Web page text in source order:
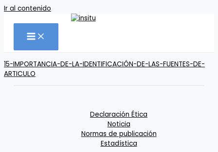
Ir al contenido
15-IMPORTANCIA-DE-LA-IDENTIFICACIÓN-DE-LAS-FUENTES-DE-
ARTICULO
Declaración Ética
Noticia
Normas de publicación
Estadística